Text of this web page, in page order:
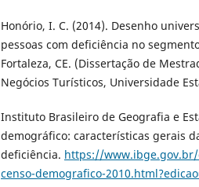
Honório, I. C. (2014). Desenho
pessoas com deficiência no
Fortaleza, CE. (Dissertação de
Negócios Turísticos, Universidade
Instituto Brasileiro de Geografia e
demográfico: características gerais
deficiência. https://
censo-demografico-